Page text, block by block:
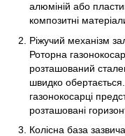
алюміній або
композитні
Ріжучий механізм
Роторна
розташований
швидко
газонокосарці
розташовані
Колісна база